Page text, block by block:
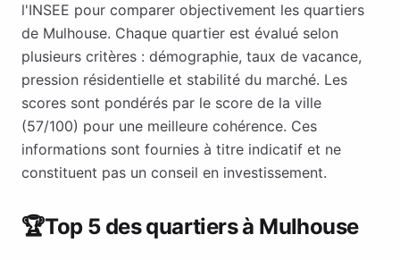
l'INSEE pour comparer objectivement les quartiers
de Mulhouse. Chaque quartier est évalué selon
plusieurs critères : démographie, taux de vacance,
pression résidentielle et stabilité du marché. Les
scores sont pondérés par le score de la ville
(57/100) pour une meilleure cohérence. Ces
informations sont fournies à titre indicatif et ne
constituent pas un conseil en investissement.
🏆Top 5 des quartiers à Mulhouse